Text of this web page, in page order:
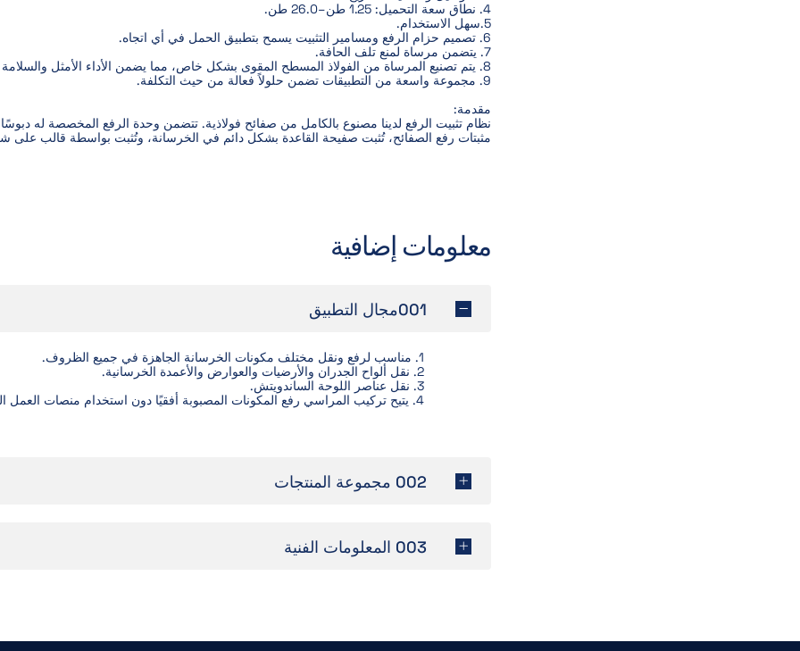
4. نطاق سعة التحميل: 1.25 طن–26.0 طن.
5.سهل الاستخدام.
6. تصميم حزام الرفع ومسامير التثبيت يسمح بتطبيق الحمل في أي اتجاه.
7. يتضمن مرساة لمنع تلف الحافة.
8. يتم تصنيع المرساة من الفولاذ المسطح المقوى بشكل خاص، مما يضمن الأداء الأمثل والسلامة الموثوقة حتى في ظل الظروف القاسية.
9. مجموعة واسعة من التطبيقات تضمن حلولاً فعالة من حيث التكلفة.
مقدمة:
نظام تثبيت الرفع لدينا مصنوع بالكامل من صفائح فولاذية. تتضمن وحدة الرفع المخصصة له
مثبتات رفع الصفائح، تُثبت صفيحة القاعدة بشكل دائم في الخرسانة، وتُثبت بواسطة قالب
معلومات إضافية
001مجال التطبيق
1. مناسب لرفع ونقل مختلف مكونات الخرسانة الجاهزة في جميع الظروف.
2. نقل ألواح الجدران والأرضيات والعوارض والأعمدة الخرسانية.
3. نقل عناصر اللوحة الساندويتش.
4. يتيح تركيب المراسي رفع المكونات المصبوبة أفقيًا دون استخدام منصات العمل المائلة.
002 مجموعة المنتجات
003 المعلومات الفنية